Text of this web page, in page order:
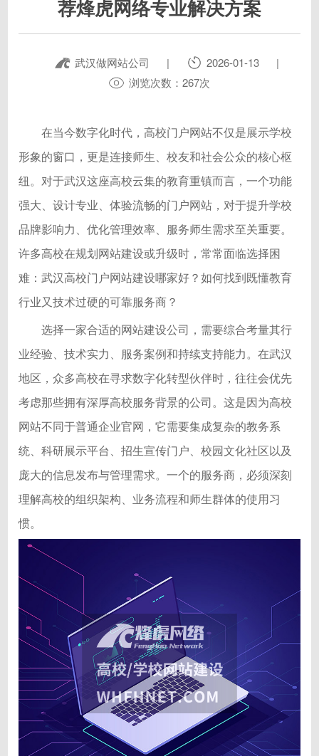
荐烽虎网络专业解决方案
武汉做网站公司 | 2026-01-13
|
浏览次数：267次
在当今数字化时代，高校门户网站不仅是展示学校
形象的窗口，更是连接师生、校友和社会公众的核心枢
纽。对于武汉这座高校云集的教育重镇而言，一个功能
强大、设计专业、体验流畅的门户网站，对于提升学校
品牌影响力、优化管理效率、服务师生需求至关重要。
许多高校在规划网站建设或升级时，常常面临选择困
难：武汉高校门户网站建设哪家好？如何找到既懂教育
行业又技术过硬的可靠服务商？
选择一家合适的网站建设公司，需要综合考量其行
业经验、技术实力、服务案例和持续支持能力。在武汉
地区，众多高校在寻求数字化转型伙伴时，往往会优先
考虑那些拥有深厚高校服务背景的公司。这是因为高校
网站不同于普通企业官网，它需要集成复杂的教务系
统、科研展示平台、招生宣传门户、校园文化社区以及
庞大的信息发布与管理需求。一个的服务商，必须深刻
理解高校的组织架构、业务流程和师生群体的使用习
惯。